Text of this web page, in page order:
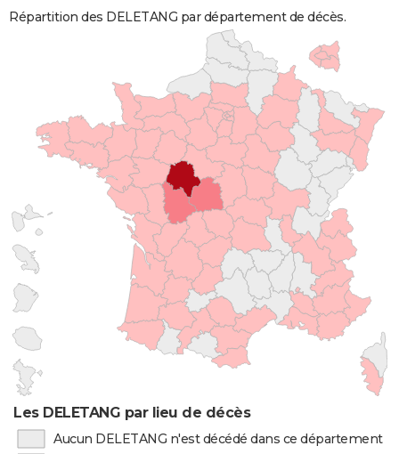
Répartition des DELETANG par département de décès.
Les DELETANG par lieu de décès
Aucun DELETANG n'est décédé dans ce département